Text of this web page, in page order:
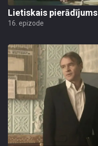
Lietiskais pierādījums
16. epizode